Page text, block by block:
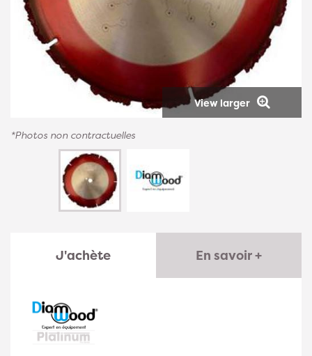
View larger
*Photos non contractuelles
J'achète En savoir +